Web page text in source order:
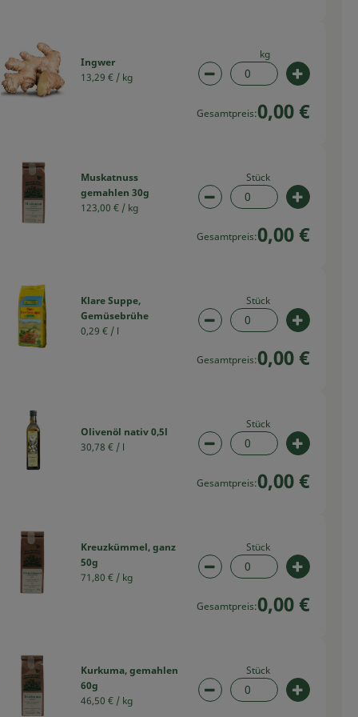
ändern
Ingwer
13,29 € / kg
kg
Artikelanzahl
Gesamtpreis:0,00 €
ändern
Muskatnuss
gemahlen 30g
123,00 € / kg
Stück
Artikelanzahl
Gesamtpreis:0,00 €
ändern
Klare Suppe,
Gemüsebrühe
0,29 € / l
Stück
Artikelanzahl
Gesamtpreis:0,00 €
ändern
Olivenöl nativ 0,5l
30,78 € / l
Stück
Artikelanzahl
Gesamtpreis:0,00 €
ändern
Kreuzkümmel, ganz
50g
71,80 € / kg
Stück
Artikelanzahl
Gesamtpreis:0,00 €
ändern
Kurkuma, gemahlen
60g
46,50 € / kg
Stück
Artikelanzahl